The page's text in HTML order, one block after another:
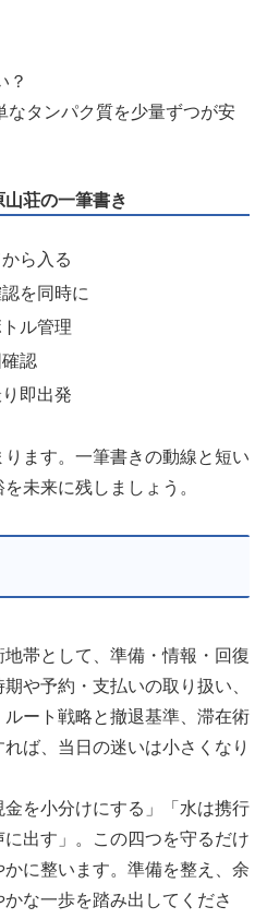
？
なタンパク質を少量ずつが安
荘の一筆書き
ら入る
を同時に
ル管理
認
即出発
ます。一筆書きの動線と短い
未来に残しましょう。
帯として、準備・情報・回復
や予約・支払いの取り扱い、
ート戦略と撤退基準、滞在術
ば、当日の迷いは小さくなり
金を小分けにする」「水は携行
出す」。この四つを守るだけ
に整います。準備を整え、余
な一歩を踏み出してくださ